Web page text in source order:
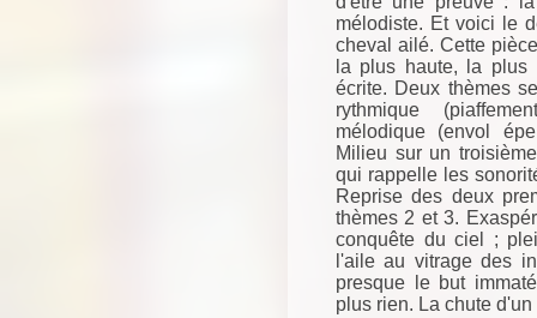
mélodiste. Et voici le
cheval ailé. Cette
la plus haute, la plus
écrite. Deux thèmes
rythmique
mélodique (envol
Milieu sur un
qui rappelle les
Reprise des deux
thèmes 2 et 3.
conquête du ciel ;
l'aile au vitrage des
presque le but
plus rien. La chute